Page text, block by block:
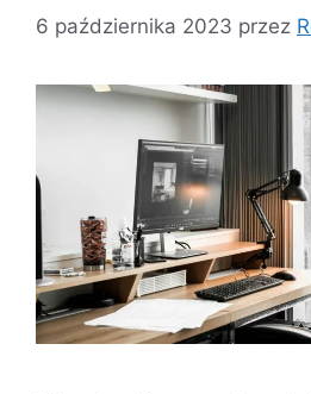
6 października 2023 przez